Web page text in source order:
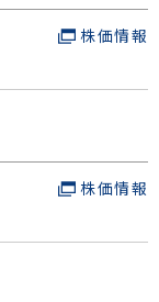
株価情報
株価情報